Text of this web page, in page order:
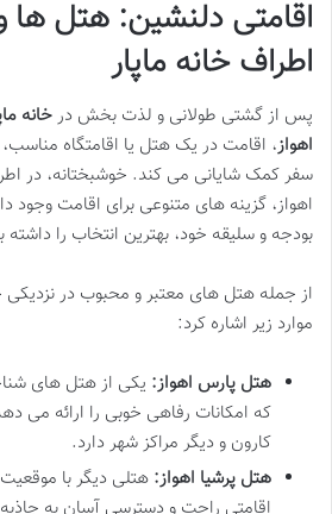
اقامتی دلنشین: هتل ها
اطراف خانه ماپار
پس از گشتی طولانی و لذت بخش درخانه
اهواز، اقامت در یک هتل یا اقامتگاه
سفر کمک شایانی می کند. خوشبختانه، در
اهواز، گزینه های متنوعی برای اقامت وجود
بودجه و سلیقه خود، بهترین انتخاب را داشته
از جمله هتل های معتبر و محبوب در نزدیکی
موارد زیر اشاره کرد:
هتل پارس اهواز: یکی از هتل های
که امکانات رفاهی خوبی را ارائه می
کارون و دیگر مراکز شهر دارد.
هتل پرشیا اهواز: هتلی دیگر با